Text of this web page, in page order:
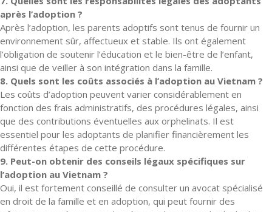
après l’adoption ?
Après l’adoption, les parents adoptifs sont tenus de fournir un
environnement sûr, affectueux et stable. Ils ont également
l’obligation de soutenir l’éducation et le bien-être de l’enfant,
ainsi que de veiller à son intégration dans la famille.
8. Quels sont les coûts associés à l’adoption au Vietnam ?
Les coûts d’adoption peuvent varier considérablement en
fonction des frais administratifs, des procédures légales, ainsi
que des contributions éventuelles aux orphelinats. Il est
essentiel pour les adoptants de planifier financièrement les
différentes étapes de cette procédure.
9. Peut-on obtenir des conseils légaux spécifiques sur
l’adoption au Vietnam ?
Oui, il est fortement conseillé de consulter un avocat spécialisé
en droit de la famille et en adoption, qui peut fournir des